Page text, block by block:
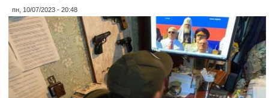
пн, 10/07/2023 - 20:48